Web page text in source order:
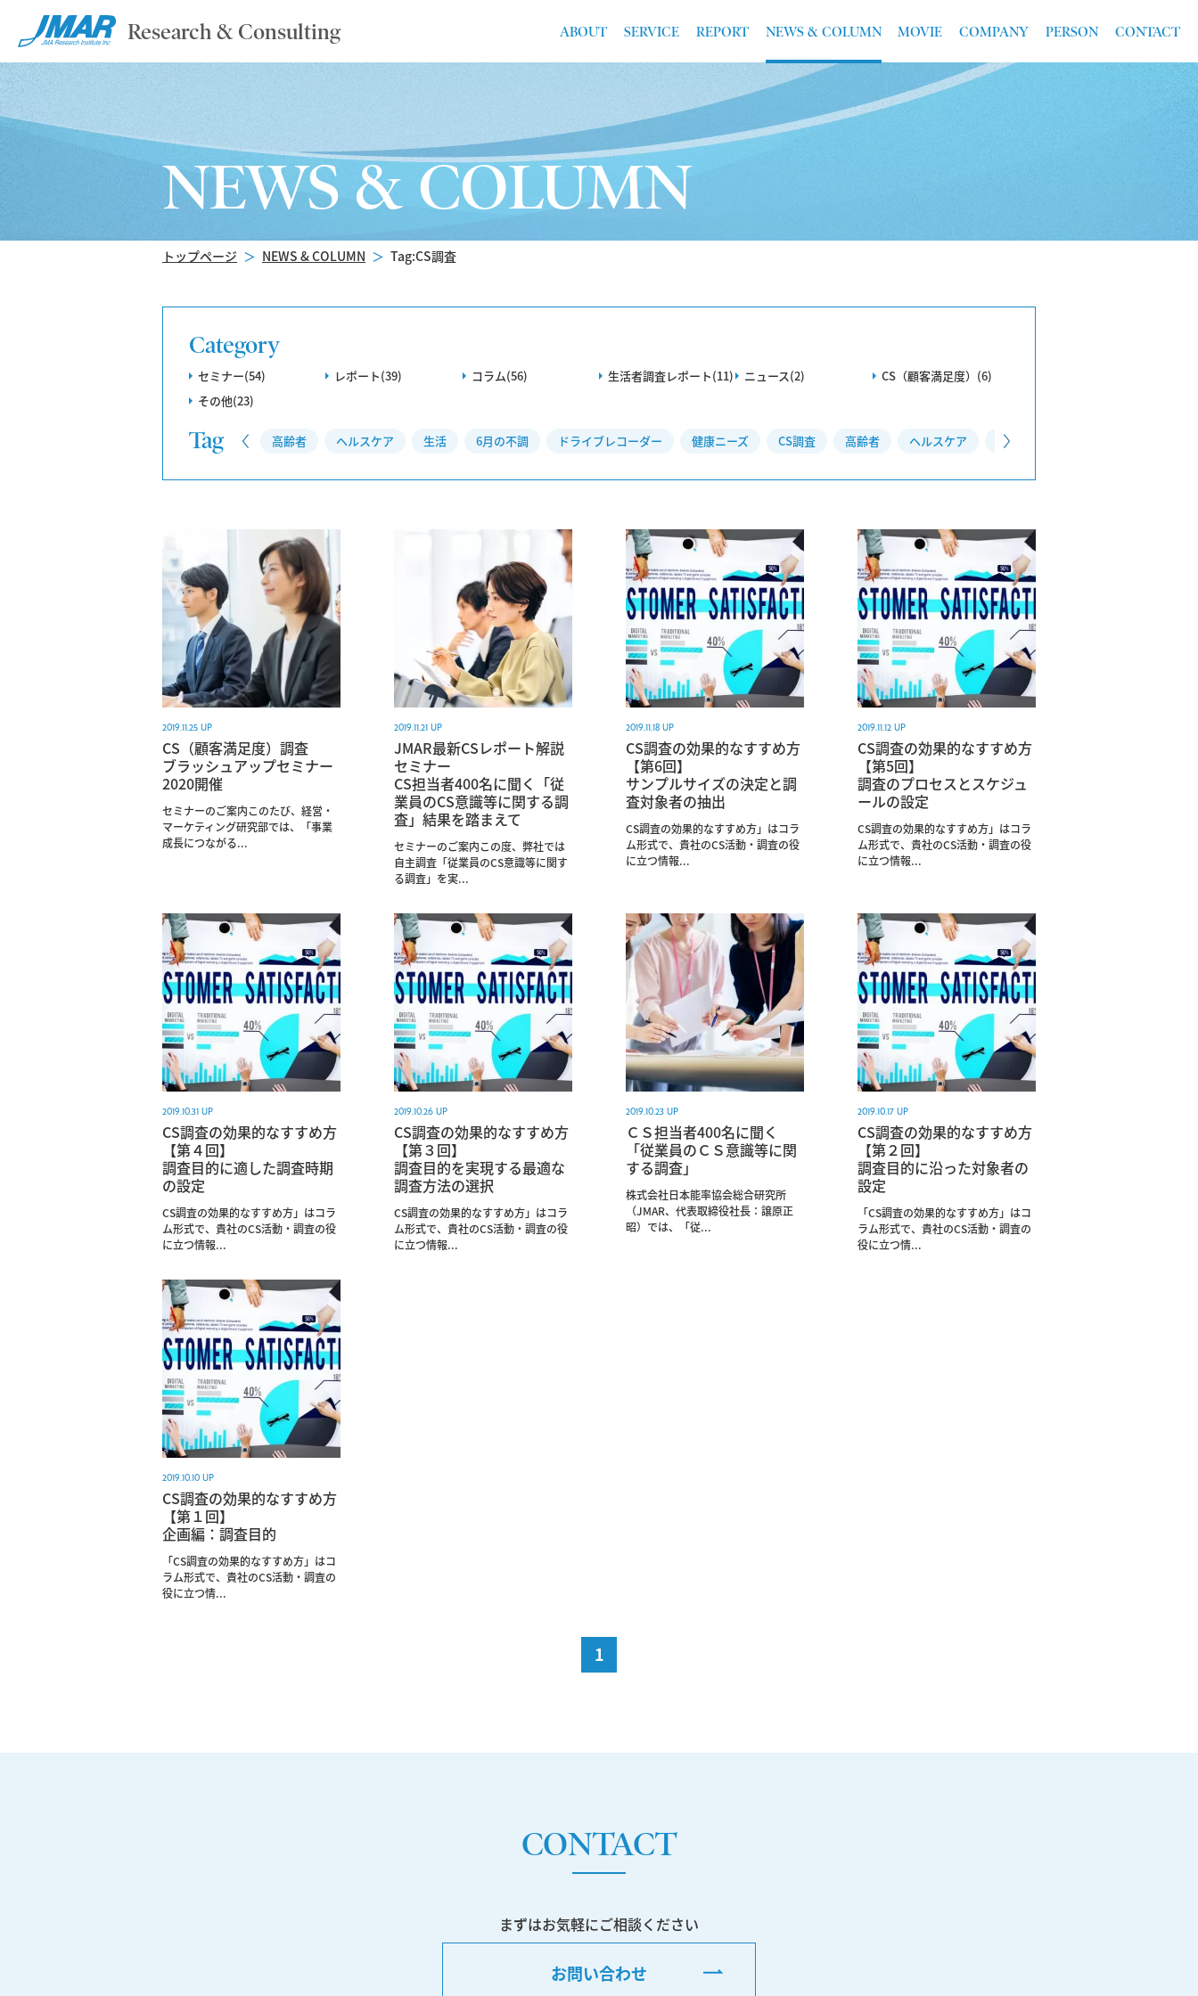
Research & Consulting ABOUT SERVICE REPORT NEWS & COLUMN MOVIE COMPANY PERSON CONTACT
NEWS & COLUMN
トップページ ＞ NEWS & COLUMN ＞ Tag:CS調査
Category
セミナー(54) レポート(39) コラム(56) 生活者調査レポート(11) ニュース(2)
CS（顧客満足度）(6)
その他(23)
Tag
CS調査 高齢者 ヘルスケア 生活 6月の不調 ドライブレコーダー 健康ニーズ CS調査 高齢者 ヘルスケア 生活
2019.11.25 UP
CS（顧客満足度）調査
ブラッシュアップセミナー
2020開催
セミナーのご案内このたび、経営・
マーケティング研究部では、「事業
成長につながる...
2019.11.21 UP
JMAR最新CSレポート解説
セミナー
CS担当者400名に聞く「従
業員のCS意識等に関する調
査」結果を踏まえて
セミナーのご案内この度、弊社では
自主調査「従業員のCS意識等に関す
る調査」を実...
2019.11.18 UP
CS調査の効果的なすすめ方
【第6回】
サンプルサイズの決定と調
査対象者の抽出
CS調査の効果的なすすめ方」はコラ
ム形式で、貴社のCS活動・調査の役
に立つ情報...
2019.11.12 UP
CS調査の効果的なすすめ方
【第5回】
調査のプロセスとスケジュ
ールの設定
CS調査の効果的なすすめ方」はコラ
ム形式で、貴社のCS活動・調査の役
に立つ情報...
2019.10.31 UP
CS調査の効果的なすすめ方
【第４回】
調査目的に適した調査時期
の設定
CS調査の効果的なすすめ方」はコラ
ム形式で、貴社のCS活動・調査の役
に立つ情報...
2019.10.26 UP
CS調査の効果的なすすめ方
【第３回】
調査目的を実現する最適な
調査方法の選択
CS調査の効果的なすすめ方」はコラ
ム形式で、貴社のCS活動・調査の役
に立つ情報...
2019.10.23 UP
ＣＳ担当者400名に聞く
「従業員のＣＳ意識等に関
する調査」
株式会社日本能率協会総合研究所
（JMAR、代表取締役社長：譲原正
昭）では、「従...
2019.10.17 UP
CS調査の効果的なすすめ方
【第２回】
調査目的に沿った対象者の
設定
「CS調査の効果的なすすめ方」はコ
ラム形式で、貴社のCS活動・調査の
役に立つ情...
2019.10.10 UP
CS調査の効果的なすすめ方
【第１回】
企画編：調査目的
「CS調査の効果的なすすめ方」はコ
ラム形式で、貴社のCS活動・調査の
役に立つ情...
1
CONTACT
まずはお気軽にご相談ください
お問い合わせ